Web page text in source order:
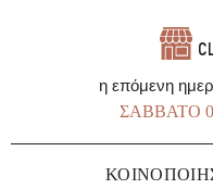
η επόμενη
ΣΆΒΒΑΤΟ